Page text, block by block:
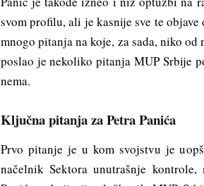
svom profilu, ali je kasnije sve te
mnogo pitanja na koje, za sada, niko
poslao je nekoliko pitanja MUP Srbije
nema.
Ključna pitanja za Petra Panića
Prvo pitanje je u kom svojstvu je
načelnik Sektora unutrašnje